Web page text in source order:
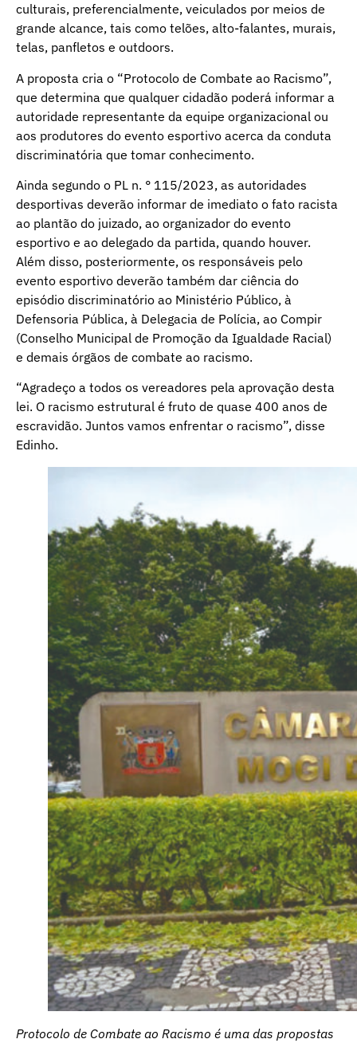
culturais, preferencialmente, veiculados por meios de
grande alcance, tais como telões, alto-falantes, murais,
telas, panfletos e outdoors.
A proposta cria o “Protocolo de Combate ao Racismo”,
que determina que qualquer cidadão poderá informar a
autoridade representante da equipe organizacional ou
aos produtores do evento esportivo acerca da conduta
discriminatória que tomar conhecimento.
Ainda segundo o PL n. ° 115/2023, as autoridades
desportivas deverão informar de imediato o fato racista
ao plantão do juizado, ao organizador do evento
esportivo e ao delegado da partida, quando houver.
Além disso, posteriormente, os responsáveis pelo
evento esportivo deverão também dar ciência do
episódio discriminatório ao Ministério Público, à
Defensoria Pública, à Delegacia de Polícia, ao Compir
(Conselho Municipal de Promoção da Igualdade Racial)
e demais órgãos de combate ao racismo.
“Agradeço a todos os vereadores pela aprovação desta
lei. O racismo estrutural é fruto de quase 400 anos de
escravidão. Juntos vamos enfrentar o racismo”, disse
Edinho.
Protocolo de Combate ao Racismo é uma das propostas